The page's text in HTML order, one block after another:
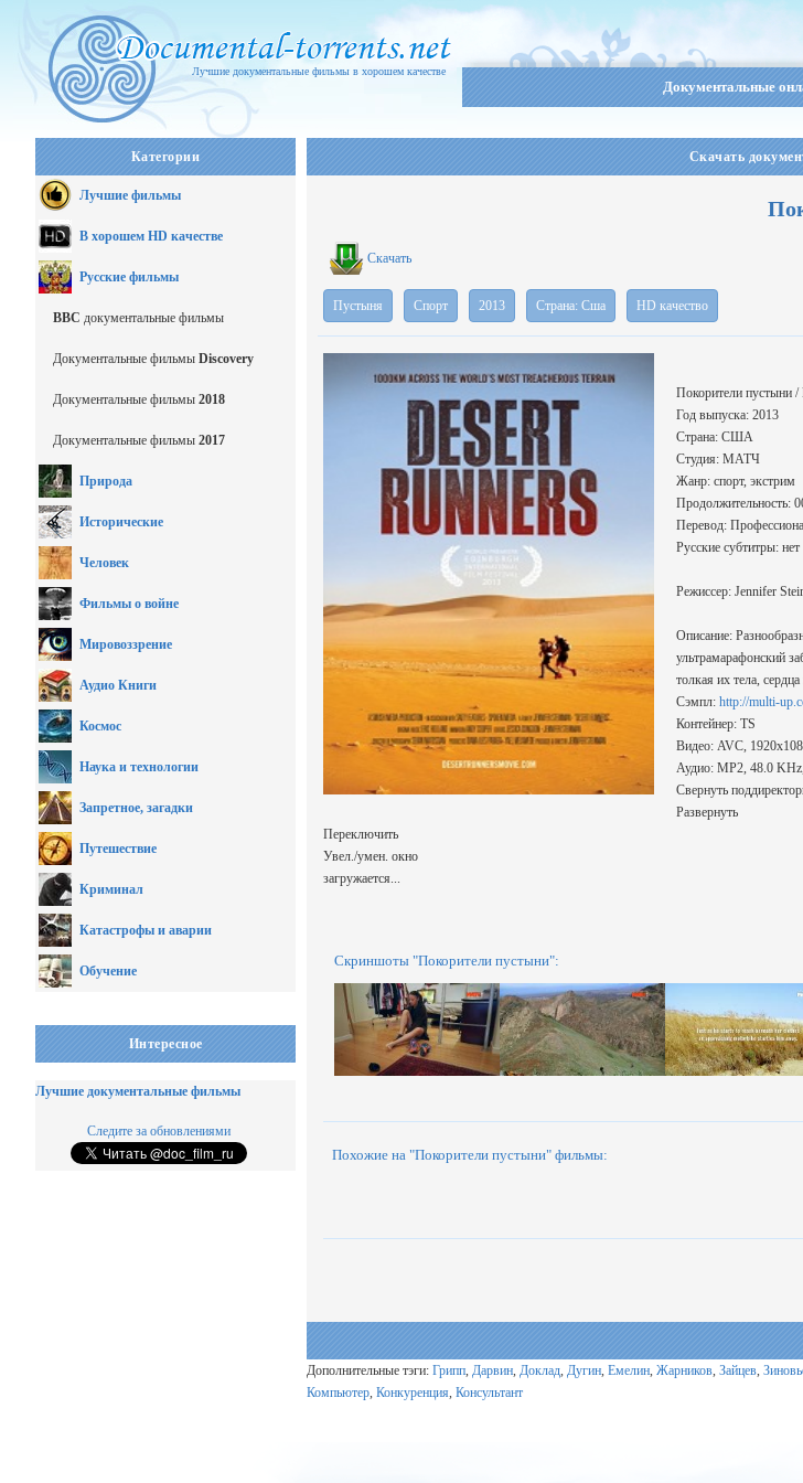
Лучшие документальные фильмы в хорошем качестве
Документальные
Категории
Лучшие фильмы
В хорошем HD качестве
Русские фильмы
BBC документальные фильмы
Документальные фильмы Discovery
Документальные фильмы 2018
Документальные фильмы 2017
Природа
Исторические
Человек
Фильмы о войне
Мировоззрение
Аудио Книги
Космос
Наука и технологии
Запретное, загадки
Путешествие
Криминал
Катастрофы и аварии
Обучение
Интересное
Лучшие документальные фильмы
Следите за обновлениями
Скачать
Скачать
Пустыня Спорт 2013 Страна: Сша HD качество
Покорители пустыни /
Год выпуска: 2013
Страна: США
Студия: МАТЧ
Жанр: спорт, экстрим
Продолжительность:
Перевод:
Русские субтитры: нет
Режиссер: Jennifer
Описание:
ультрамарафонский
толкая их тела,
Сэмпл: http://multi-
Контейнер: TS
Видео: AVC,
Аудио: MP2, 48.0
Свернуть
Развернуть
Переключить
Увел./умен. окно
загружается...
Скриншоты "Покорители пустыни":
Похожие на "Покорители пустыни" фильмы:
Дополнительные тэги: Грипп, Дарвин, Доклад, Дугин, Емелин, Жарников, Зайцев,
Компьютер, Конкуренция, Консультант